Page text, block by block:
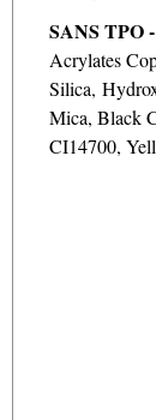
SANS TPO
Acrylates
Silica,
Mica, Black
CI14700,